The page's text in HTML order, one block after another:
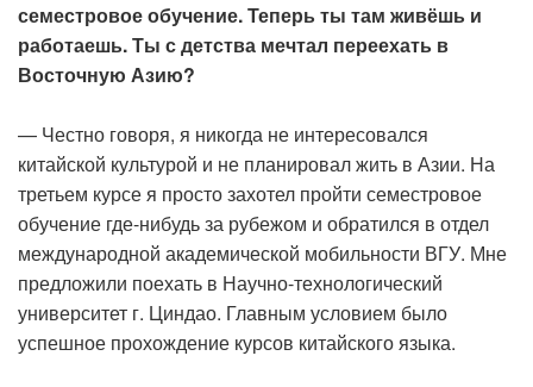
семестровое обучение. Теперь ты там живёшь и
работаешь. Ты с детства мечтал переехать в
Восточную Азию?
— Честно говоря, я никогда не интересовался
китайской культурой и не планировал жить в Азии. На
третьем курсе я просто захотел пройти семестровое
обучение где-нибудь за рубежом и обратился в отдел
международной академической мобильности ВГУ. Мне
предложили поехать в Научно-технологический
университет г. Циндао. Главным условием было
успешное прохождение курсов китайского языка.